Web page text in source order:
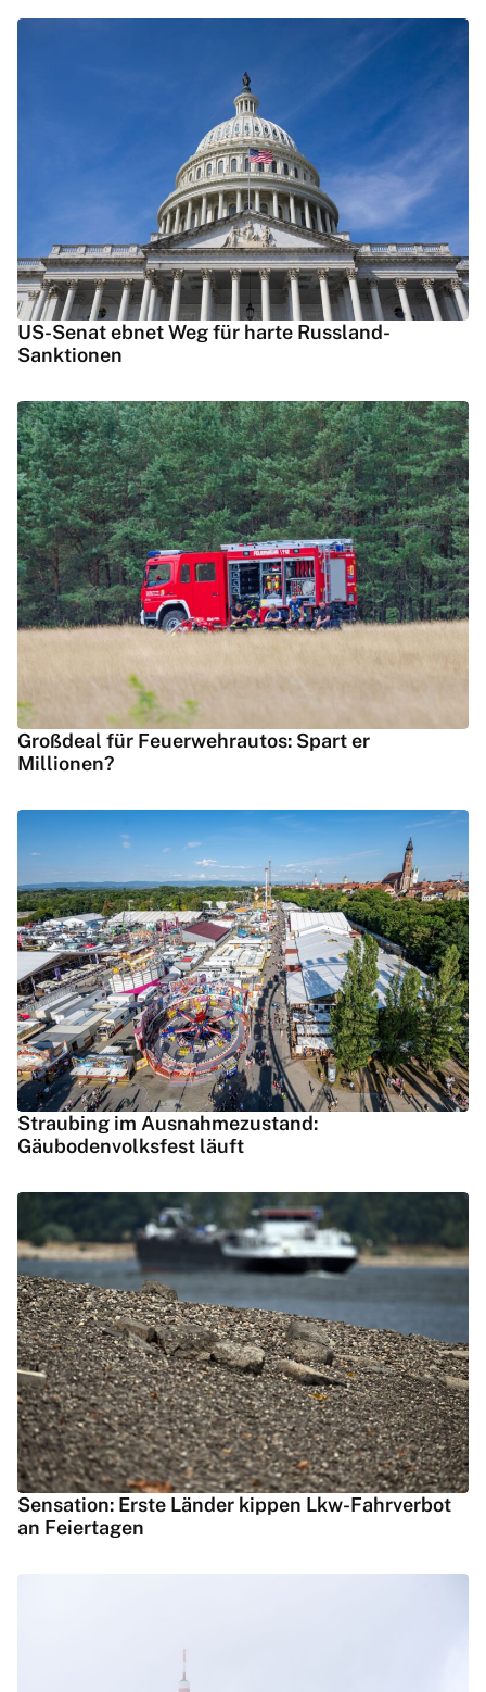
US-Senat ebnet Weg für harte Russland-
Sanktionen
Großdeal für Feuerwehrautos: Spart er
Millionen?
Straubing im Ausnahmezustand:
Gäubodenvolksfest läuft
Sensation: Erste Länder kippen Lkw-Fahrverbot
an Feiertagen